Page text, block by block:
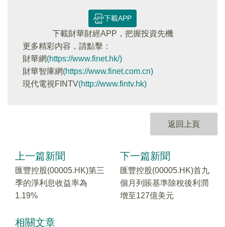
下載APP
下載財華財經APP，把握投資先機
更多精彩内容，請點擊：
財華網(https://www.finet.hk/)
財華智庫網(https://www.finet.com.cn)
現代電視FINTV(http://www.fintv.hk)
返回上頁
上一篇新聞
匯豐控股(00005.HK)第三
季的淨利息收益率為
1.19%
下一篇新聞
匯豐控股(00005.HK)首九
個月列賬基準除稅後利潤
增至127億美元
相關文章